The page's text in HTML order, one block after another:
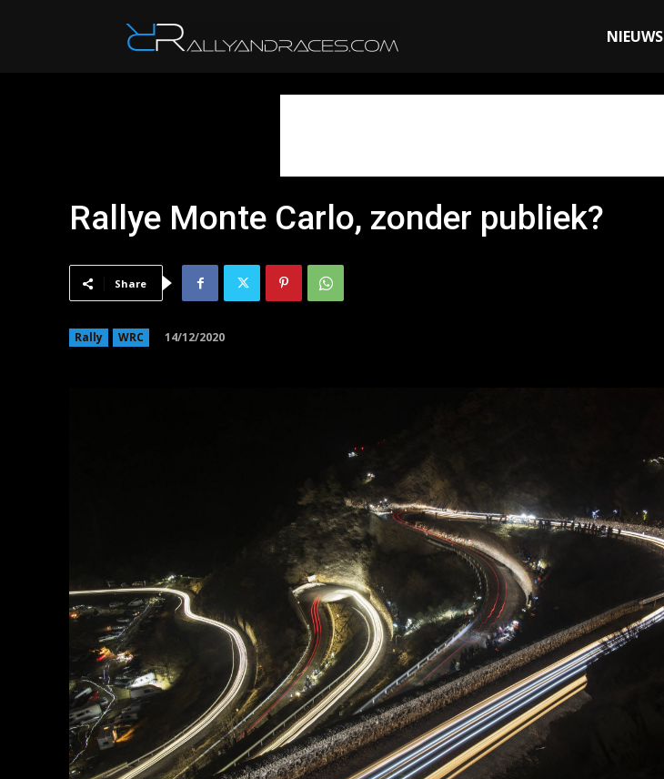
NIEUWS
Rallye Monte Carlo, zonder publiek?
Share
Rally WRC 14/12/2020